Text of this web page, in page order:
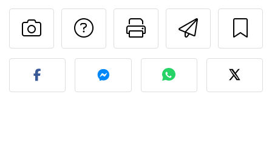
Imprima
Falar com o autor
Fez esta receita?